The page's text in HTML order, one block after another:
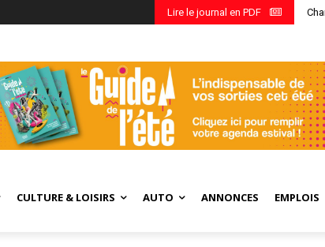
Lire le journal en PDF
CULTURE & LOISIRS AUTO ANNONCES EMPLOIS